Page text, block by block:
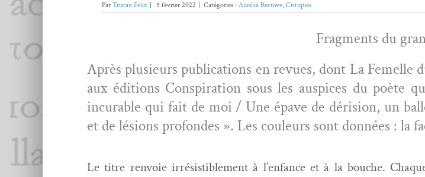
ParTristan Felix 5 février 2022 Catégories : Aurélia Becuwe, Critiques
Frag­ments du
Après plusieurs pub­li­ca­tions en revues, dont La
aux édi­tions Con­spir­a­tion sous les aus­pices du poète
incur­able qui fait de moi / Une épave de déri­sion, un
et de lésions pro­fondes ». Les couleurs sont don­nées : la
Le titre ren­voie irré­sistible­ment à l’enfance et à la bouche.